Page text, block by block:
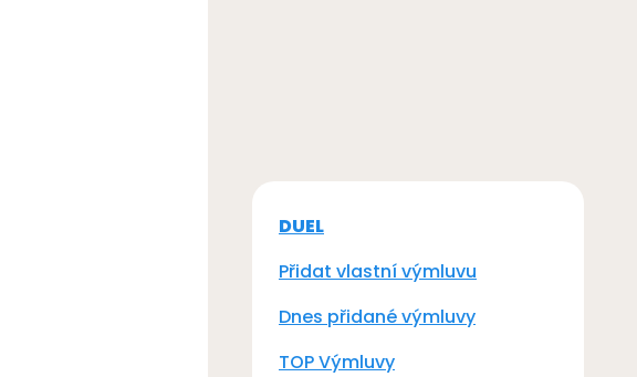
DUEL
Přidat vlastní výmluvu
Dnes přidané výmluvy
TOP Výmluvy